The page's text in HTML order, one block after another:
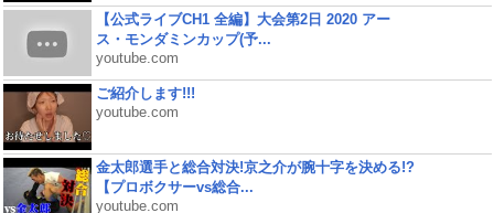
【公式ライブCH1 全編】大会第2日 2020 アー
ス・モンダミンカップ(予...
youtube.com
ご紹介します!!!
youtube.com
金太郎選手と総合対決!京之介が腕十字を決める!?
【プロボクサーvs総合...
youtube.com